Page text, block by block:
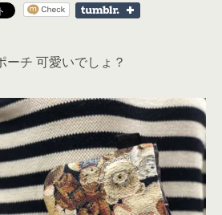
チ 可愛いでしょ？